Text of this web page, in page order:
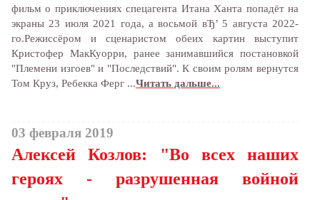
фильм о приключениях спецагента Итана Ханта попадёт на
экраны 23 июля 2021 года, а восьмой вЂ’ 5 августа 2022-
го.Режиссёром и сценаристом обеих картин выступит
Кристофер МакКуорри, ранее занимавшийся постановкой
"Племени изгоев" и "Последствий". К своим ролям вернутся
Том Круз, Ребекка Ферг ...Читать дальше...
03 февраля 2019
Алексей Козлов: "Во всех наших
героях - разрушенная войной